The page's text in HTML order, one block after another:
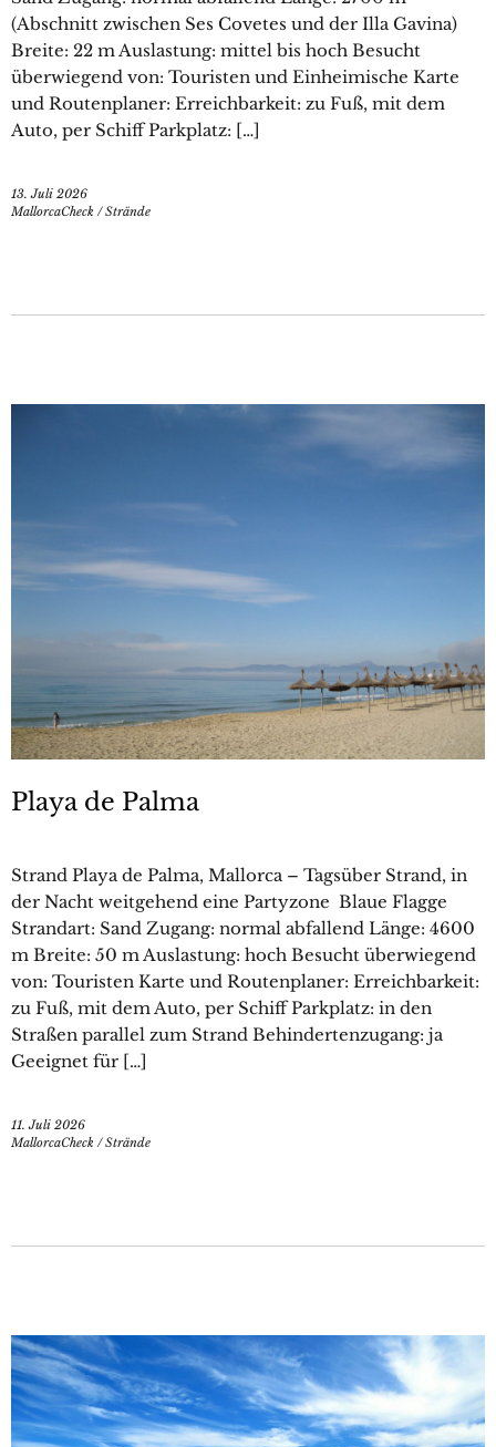
(Abschnitt zwischen Ses Covetes und der Illa Gavina)
Breite: 22 m Auslastung: mittel bis hoch Besucht
überwiegend von: Touristen und Einheimische Karte
und Routenplaner: Erreichbarkeit: zu Fuß, mit dem
Auto, per Schiff Parkplatz: […]
13. Juli 2026
MallorcaCheck /Strände
Playa de Palma
Strand Playa de Palma, Mallorca – Tagsüber Strand, in
der Nacht weitgehend eine Partyzone Blaue Flagge
Strandart: Sand Zugang: normal abfallend Länge: 4600
m Breite: 50 m Auslastung: hoch Besucht überwiegend
von: Touristen Karte und Routenplaner: Erreichbarkeit:
zu Fuß, mit dem Auto, per Schiff Parkplatz: in den
Straßen parallel zum Strand Behindertenzugang: ja
Geeignet für […]
11. Juli 2026
MallorcaCheck /Strände